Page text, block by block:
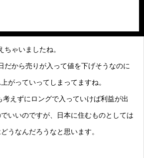
ちゃいましたね。
だから売りが入って値を下げそうなのに
がっていってしまってますね。
えずにロングで入っていけば利益が出
いいのですが、日本に住むものとしては
うなんだろうなと思います。